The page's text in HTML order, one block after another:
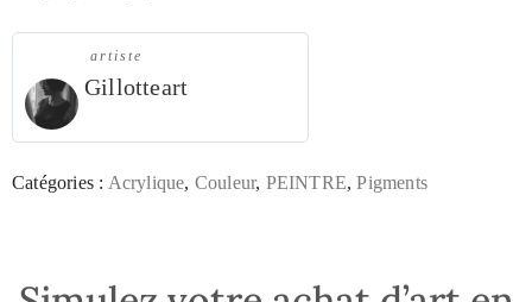
artiste
Gillotteart
Catégories : Acrylique, Couleur, PEINTRE,Pigments